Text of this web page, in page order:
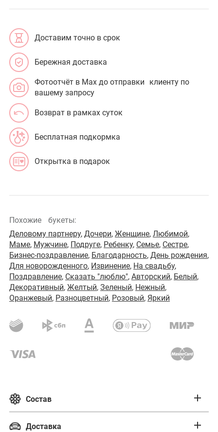
Доставим точно в срок
Бережная доставка
Фотоотчёт в Max до отправки клиенту по
вашему запросу
Возврат в рамках суток
Бесплатная подкормка
Открытка в подарок
Похожие букеты:
Деловому партнеру, Дочери, Женщине, Любимой,
Маме, Мужчине, Подруге, Ребенку, Семье, Сестре,
Бизнес-поздравление, Благодарность, День рождения,
Для новорожденного, Извинение, На свадьбу,
Поздравление, Сказать "люблю", Авторский, Белый,
Декоративный, Желтый, Зеленый, Нежный,
Оранжевый, Разноцветный, Розовый, Яркий
Состав
Состав букета
Доставка